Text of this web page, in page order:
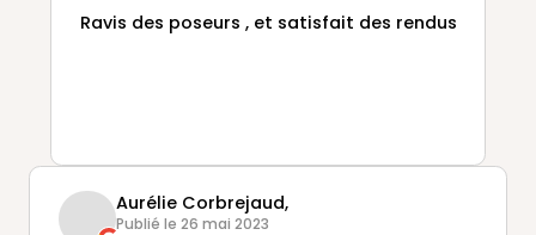
Ravis des poseurs , et satisfait des rendus
Aurélie Corbrejaud,
Publié le 26 mai 2023